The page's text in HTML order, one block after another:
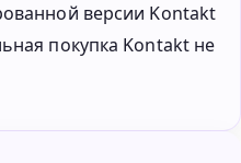
версии Kontakt
покупка Kontakt не